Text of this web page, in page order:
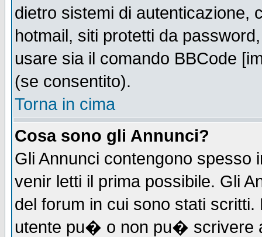
dietro sistemi di autenticazione,
hotmail, siti protetti da
usare sia il comando BBCode
(se consentito).
Torna in cima
Cosa sono gli Annunci?
Gli Annunci contengono spesso
venir letti il prima possibile. Gli
del forum in cui sono stati
utente pu� o non pu� scrivere